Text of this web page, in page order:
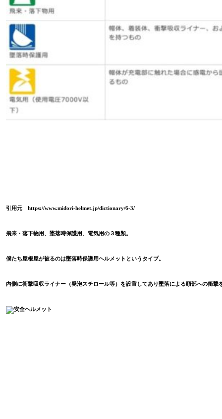
引用元 https://www.midori-helmet.jp/dictionary/6-3/
飛来・落下物用、墜落時保護用、電気用の３種類。
僕たち屋根屋が被るのは墜落時保護用ヘルメットというタイプ。
内側に衝撃吸収ライナー（発泡スチロール等）を設置してあり墜落による頭部への衝撃